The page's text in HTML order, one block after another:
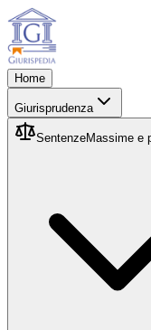
Home
Giurisprudenza
SentenzeMassime e